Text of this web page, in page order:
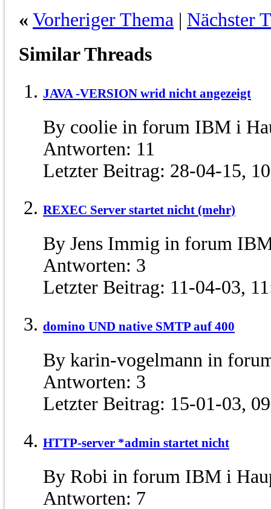
« Vorheriger Thema | Nächster
Similar Threads
JAVA -VERSION wrid nicht angezeigt
By coolie in forum IBM i
Antworten: 11
Letzter Beitrag: 28-04-15,
REXEC Server startet nicht (mehr)
By Jens Immig in forum
Antworten: 3
Letzter Beitrag: 11-04-03,
domino UND native SMTP auf 400
By karin-vogelmann in
Antworten: 3
Letzter Beitrag: 15-01-03,
HTTP-server *admin startet nicht
By Robi in forum IBM i
Antworten: 7